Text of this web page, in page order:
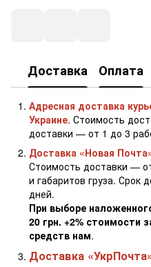
Доставка Оплата
Адресная доставка
Украине. Стоимость
доставки — от 1 до 3
Доставка «Новая
Стоимость доставки —
и габаритов груза. Срок
дней.
При выборе
20 грн. +2% стоимости
средств нам.
Доставка